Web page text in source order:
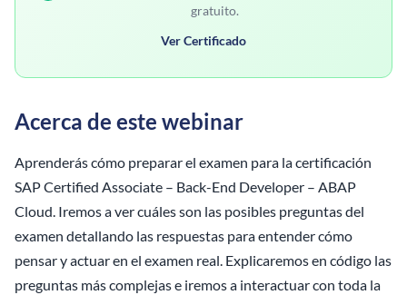
gratuito.
Ver Certificado
Acerca de este webinar
Aprenderás cómo preparar el examen para la certificación
SAP Certified Associate – Back-End Developer – ABAP
Cloud. Iremos a ver cuáles son las posibles preguntas del
examen detallando las respuestas para entender cómo
pensar y actuar en el examen real. Explicaremos en código las
preguntas más complejas e iremos a interactuar con toda la